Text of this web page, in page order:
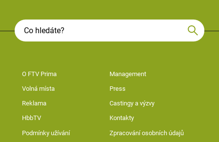
O FTV Prima Management
Volná místa Press
Reklama Castingy a výzvy
HbbTV Kontakty
Podmínky užívání Zpracování osobních údajů